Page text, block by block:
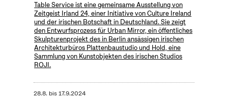
Table Service ist eine gemeinsame Ausstellung von
Zeitgeist Irland 24, einer Initiative von Culture Ireland
und der irischen Botschaft in Deutschland. Sie zeigt
den Entwurfsprozess für Urban Mirror, ein öffentliches
Skulpturenprojekt des in Berlin ansässigen irischen
Architekturbüros Plattenbaustudio und Hold, eine
Sammlung von Kunstobjekten des irischen Studios
ROJI.
28.8. bis17.9.2024